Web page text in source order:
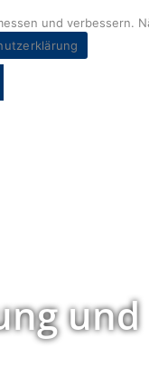
und
und verbessern.